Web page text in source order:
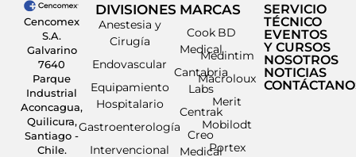
Cencomex
S.A.
Galvarino
7640
Parque
Industrial
Aconcagua,
Quilicura,
Santiago -
Chile.
DIVISIONES
Anestesia y
Cirugía
Endovascular
Equipamiento
Hospitalario
Gastroenterología
Intervencional
MARCAS
Cook
Medical
Cantabria
Labs
Centrak
Creo
Medical
BD
Medintim
Macroloux
Merit
Mobilodt
Portex
SERVICIO
TÉCNICO
EVENTOS
Y CURSOS
NOSOTROS
NOTICIAS